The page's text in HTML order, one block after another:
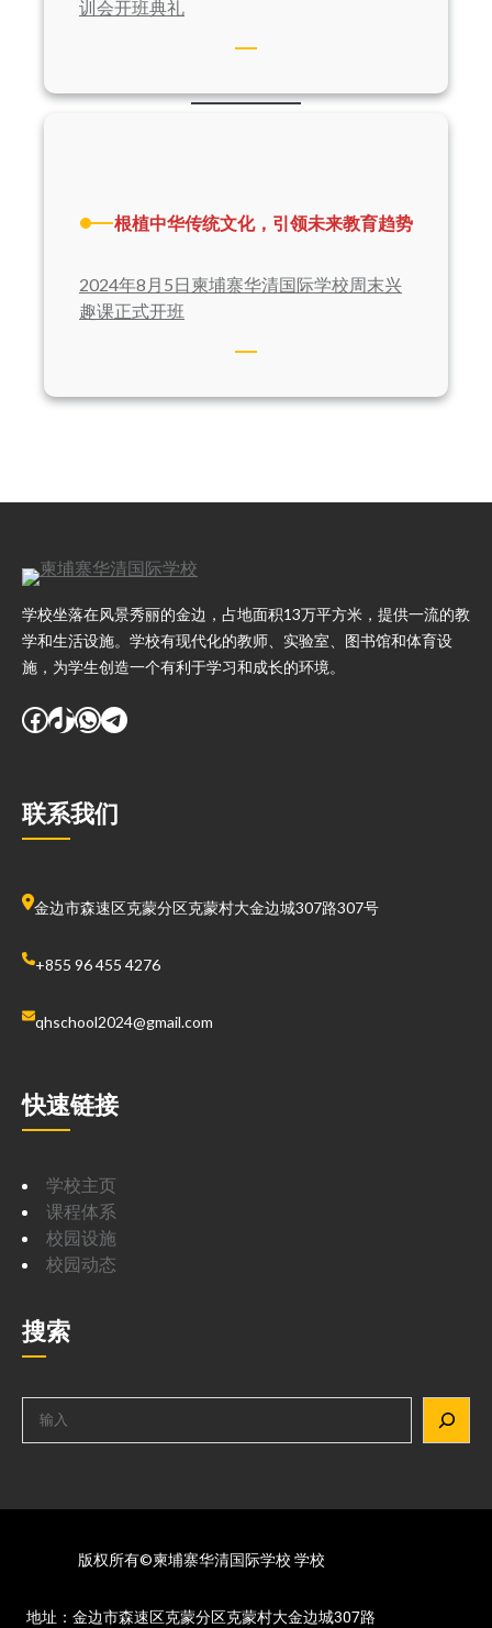
训会开班典礼
根植中华传统文化，引领未来教育趋势
2024年8月5日柬埔寨华清国际学校周末兴
趣课正式开班
学校坐落在风景秀丽的金边，占地面积13万平方米，提供一流的教
学和生活设施。学校有现代化的教师、实验室、图书馆和体育设
施，为学生创造一个有利于学习和成长的环境。
Facebook TikTok WhatsApp Telegram
联系我们
金边市森速区克蒙分区克蒙村大金边城307路307号
+855 96 455 4276
qhschool2024@gmail.com
快速链接
学校主页
课程体系
校园设施
校园动态
搜索
c
版权所有©柬埔寨华清国际学校 学校
地址：金边市森速区克蒙分区克蒙村大金边城307路